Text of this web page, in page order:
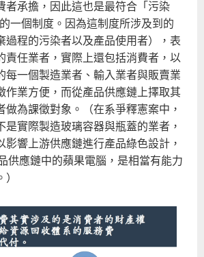
者承擔，因此這也是最符合「污染
一個制度。因為這制度所涉及到的
過程的污染者以及產品使用者），表
責任業者，實際上還包括消費者，以
每一個製造業者、輸入業者與販賣業
作業方便，而從產品供應鏈上擇取其
做為課徵對象。（在系爭釋憲案中，
是實際製造玻璃容器與瓶蓋的業者，
影響上游供應鏈進行產品綠色設計，
供應鏈中的蘋果電腦，是相當有能力